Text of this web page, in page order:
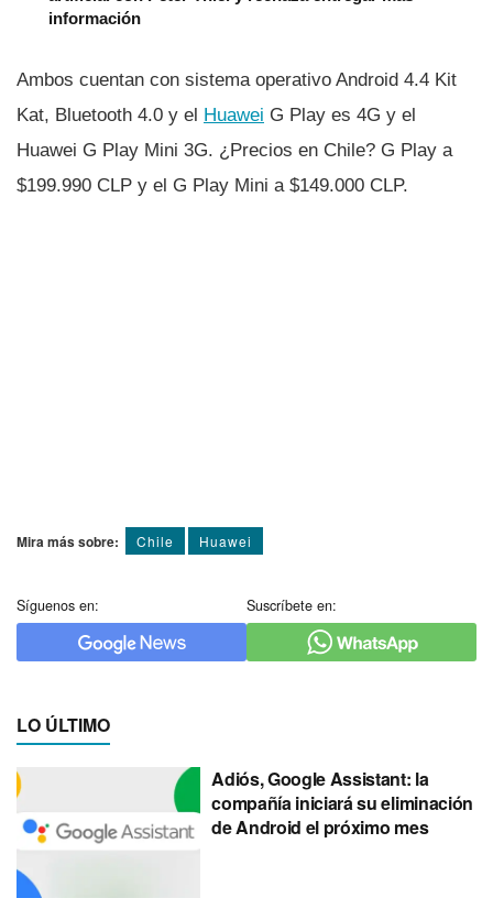
información
Ambos cuentan con sistema operativo Android 4.4 Kit
Kat, Bluetooth 4.0 y el Huawei G Play es 4G y el
Huawei G Play Mini 3G. ¿Precios en Chile? G Play a
$199.990 CLP y el G Play Mini a $149.000 CLP.
Mira más sobre: Chile Huawei
Síguenos en: Suscríbete en:
LO ÚLTIMO
Adiós, Google Assistant: la
compañía iniciará su eliminación
de Android el próximo mes